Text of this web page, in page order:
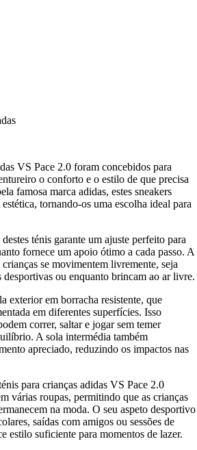
VS Pace 2.0 foram concebidos para
o conforto e o estilo de que precisa
famosa marca adidas, estes sneakers
tornando-os uma escolha ideal para
ténis garante um ajuste perfeito para
fornece um apoio ótimo a cada passo. A
se movimentem livremente, seja
desportivas ou enquanto brincam ao ar livre.
exterior em borracha resistente, que
em diferentes superfícies. Isso
correr, saltar e jogar sem temer
A sola intermédia também
apreciado, reduzindo os impactos nas
para crianças adidas VS Pace 2.0
várias roupas, permitindo que as crianças
na moda. O seu aspeto desportivo
saídas com amigos ou sessões de
estilo suficiente para momentos de lazer.